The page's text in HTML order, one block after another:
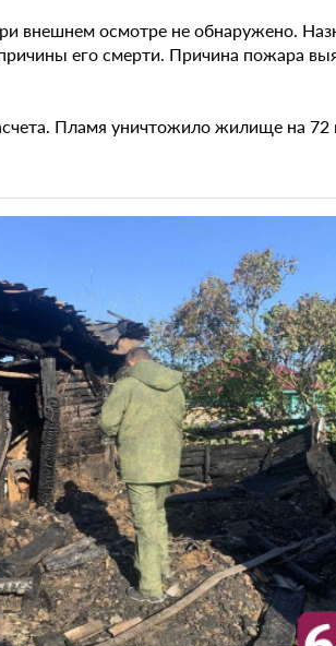
внешнем осмотре не обнаружено.
его смерти. Причина пожара
Пламя уничтожило жилище на 72